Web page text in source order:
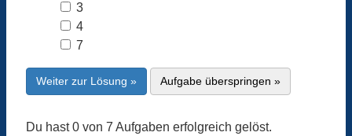
3
4
7
Weiter zur Lösung » Aufgabe überspringen »
Du hast 0 von 7 Aufgaben erfolgreich gelöst.